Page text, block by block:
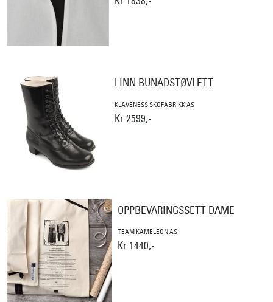
LINN BUNADSTØVLETT
KLAVENESS SKOFABRIKK AS
Kr 2599,-
OPPBEVARINGSSETT DAME
TEAM KAMELEON AS
Kr 1440,-